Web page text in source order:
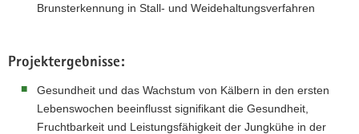
Brunsterkennung in Stall- und Weidehaltungsverfahren
Projektergebnisse:
Gesundheit und das Wachstum von Kälbern in den ersten
Lebenswochen beeinflusst signifikant die Gesundheit,
Fruchtbarkeit und Leistungsfähigkeit der Jungkühe in der